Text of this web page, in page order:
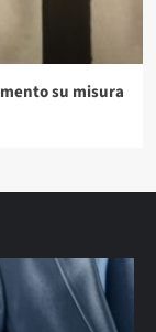
su misura